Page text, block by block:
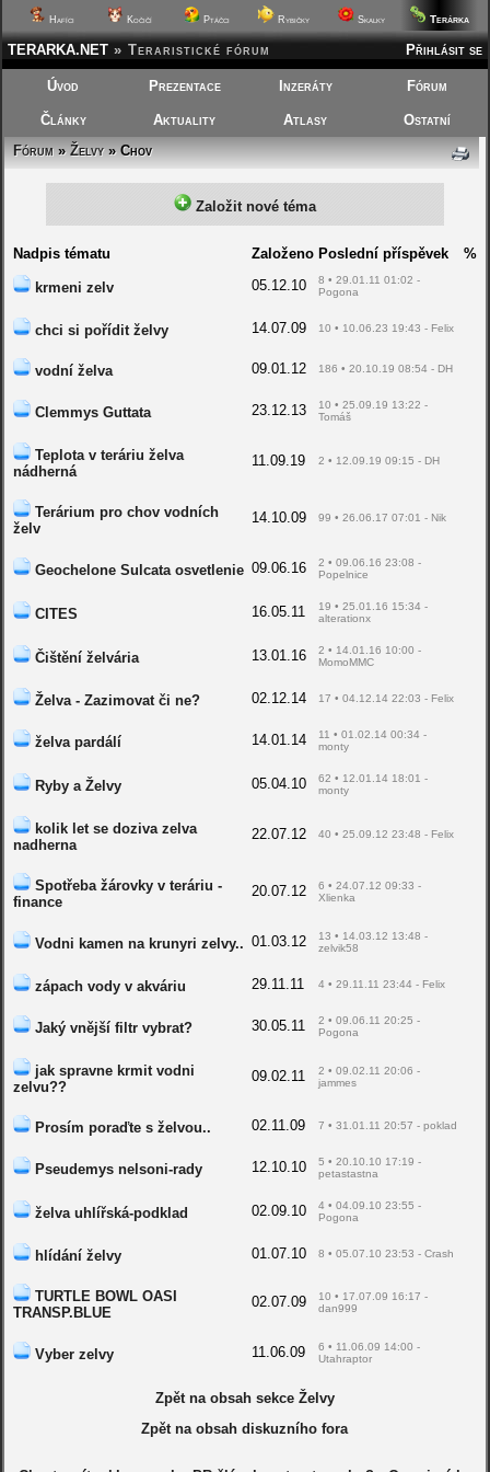
Hafíci Kočičí Ptáčci Rybičky Skalky Terárka
Přihlásit se
TERARKA.NET » Teraristické fórum
Úvod Prezentace Inzeráty Fórum
Články Aktuality Atlasy
Ostatní
Fórum»Želvy»Chov
Založit nové téma
Nadpis tématu Založeno Poslední příspěvek %
krmeni zelv 05.12.10
8 • 29.01.11 01:02 -
Pogona
chci si pořídit želvy 14.07.09 10 • 10.06.23 19:43 - Felix
vodní želva 09.01.12 186 • 20.10.19 08:54 - DH
Clemmys Guttata 23.12.13
10 • 25.09.19 13:22 -
Tomáš
Teplota v teráriu želva
nádherná
11.09.19 2 • 12.09.19 09:15 - DH
Terárium pro chov vodních
želv
14.10.09 99 • 26.06.17 07:01 - Nik
Geochelone Sulcata osvetlenie 09.06.16
2 • 09.06.16 23:08 -
Popelnice
CITES 16.05.11
19 • 25.01.16 15:34 -
alterationx
Čištění želvária 13.01.16
2 • 14.01.16 10:00 -
MomoMMC
Želva - Zazimovat či ne? 02.12.14 17 • 04.12.14 22:03 - Felix
želva pardálí 14.01.14
11 • 01.02.14 00:34 -
monty
Ryby a Želvy 05.04.10
62 • 12.01.14 18:01 -
monty
kolik let se doziva zelva
nadherna
22.07.12 40 • 25.09.12 23:48 - Felix
Spotřeba žárovky v teráriu -
finance
20.07.12
6 • 24.07.12 09:33 -
Xlienka
Vodni kamen na krunyri zelvy.. 01.03.12
13 • 14.03.12 13:48 -
zelvik58
zápach vody v akváriu 29.11.11 4 • 29.11.11 23:44 - Felix
Jaký vnější filtr vybrat? 30.05.11
2 • 09.06.11 20:25 -
Pogona
jak spravne krmit vodni
zelvu??
09.02.11
2 • 09.02.11 20:06 -
jammes
Prosím poraďte s želvou.. 02.11.09 7 • 31.01.11 20:57 - poklad
Pseudemys nelsoni-rady 12.10.10
5 • 20.10.10 17:19 -
petastastna
želva uhlířská-podklad 02.09.10
4 • 04.09.10 23:55 -
Pogona
hlídání želvy 01.07.10 8 • 05.07.10 23:53 - Crash
TURTLE BOWL OASI
TRANSP.BLUE
02.07.09
10 • 17.07.09 16:17 -
dan999
Vyber zelvy 11.06.09
6 • 11.06.09 14:00 -
Utahraptor
Zpět na obsah sekce Želvy
Zpět na obsah diskuzního fora